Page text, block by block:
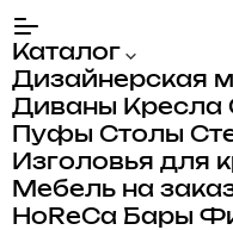
Каталог
Дизайнерская
Диваны Кресла
Пуфы Столы
Изголовья для
Мебель на
HoReCa Бары